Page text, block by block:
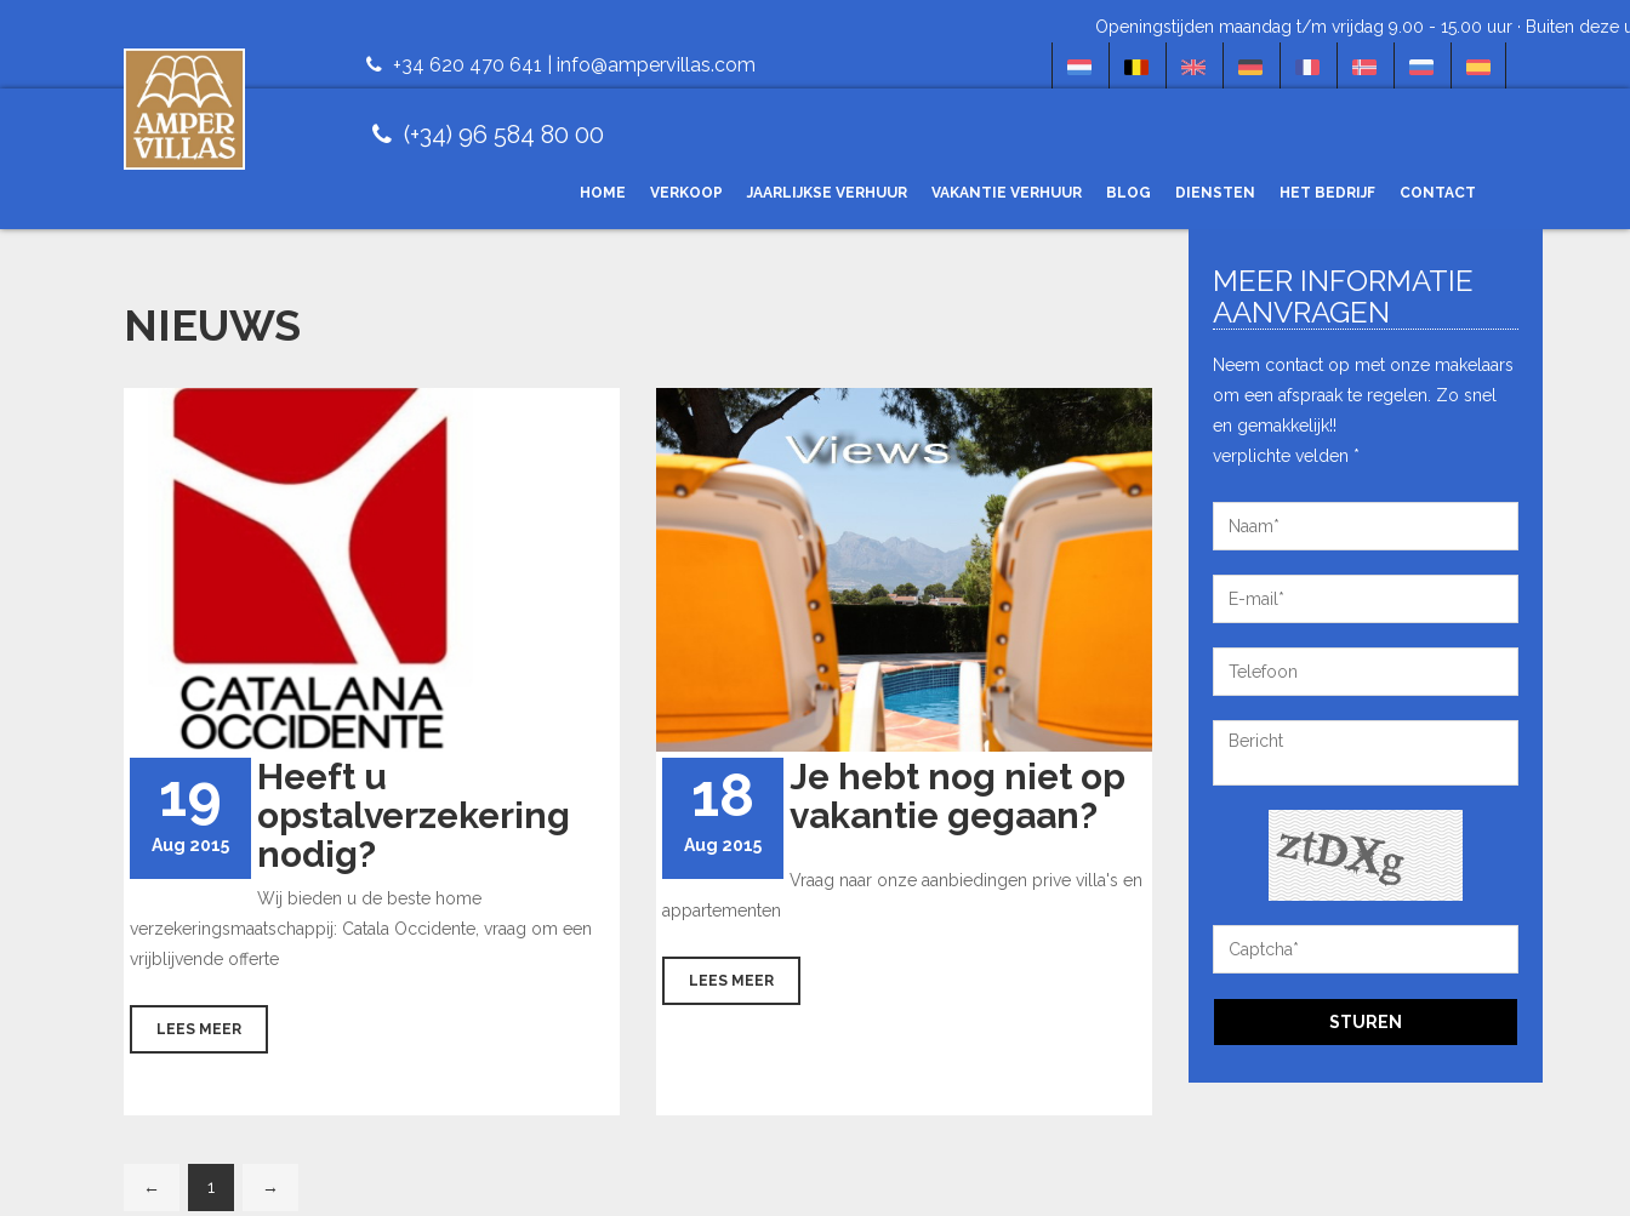
Openingstijden maandag t/m vrijdag 9.00 - 15.00 uur · Buiten deze uren
+34 620 470 641 | info@ampervillas.com
(+34) 96 584 80 00
HOME VERKOOP JAARLIJKSE VERHUUR VAKANTIE VERHUUR BLOG DIENSTEN HET BEDRIJF CONTACT
NIEUWS
19
Aug 2015
Heeft u
opstalverzekering
nodig?
Wij bieden u de beste home
verzekeringsmaatschappij: Catala Occidente, vraag om een
vrijblijvende offerte
LEES MEER
18
Aug 2015
Je hebt nog niet op
vakantie gegaan?
Vraag naar onze aanbiedingen prive villa's en
appartementen
LEES MEER
← 1 →
ZOEKEN
Referentie
Type
transactie
Type transactie
Type
goed
PrijsPrijs Vanaf Prijs Tot
Slaapkamers
Slaapkamers
Badkamers
Badkamers
NEWSLETTER
Ontvang nieuws, aanbiedingen en
MEER INFORMATIE
AANVRAGEN
Neem contact op met onze makelaars
om een afspraak te regelen. Zo snel
en gemakkelijk!!
verplichte velden *
STUREN